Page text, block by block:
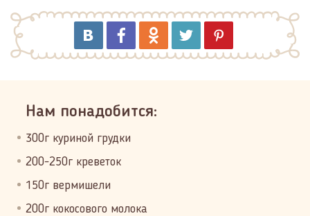
Нам понадобится:
300г куриной грудки
200-250г креветок
150г вермишели
200г кокосового молока